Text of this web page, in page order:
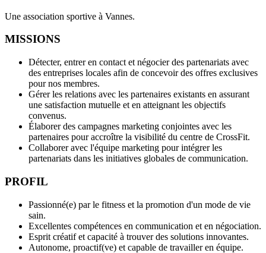
Une association sportive à Vannes.
MISSIONS
Détecter, entrer en contact et négocier des partenariats avec
des entreprises locales afin de concevoir des offres exclusives
pour nos membres.
Gérer les relations avec les partenaires existants en assurant
une satisfaction mutuelle et en atteignant les objectifs
convenus.
Élaborer des campagnes marketing conjointes avec les
partenaires pour accroître la visibilité du centre de CrossFit.
Collaborer avec l'équipe marketing pour intégrer les
partenariats dans les initiatives globales de communication.
PROFIL
Passionné(e) par le fitness et la promotion d'un mode de vie
sain.
Excellentes compétences en communication et en négociation.
Esprit créatif et capacité à trouver des solutions innovantes.
Autonome, proactif(ve) et capable de travailler en équipe.